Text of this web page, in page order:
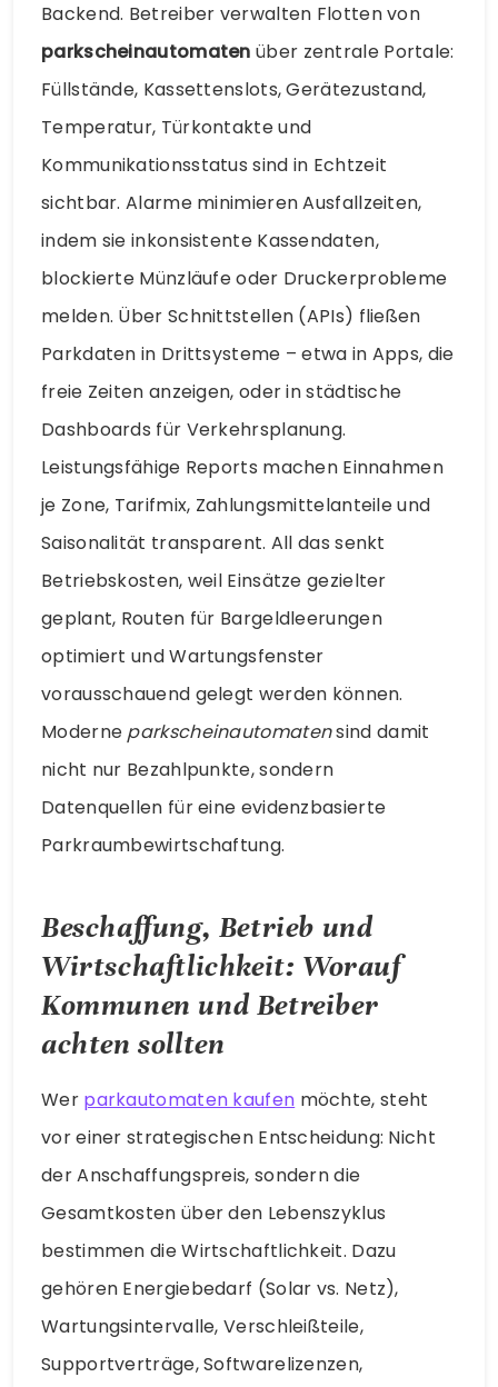
Backend. Betreiber verwalten Flotten von
parkscheinautomaten über zentrale Portale:
Füllstände, Kassettenslots, Gerätezustand,
Temperatur, Türkontakte und
Kommunikationsstatus sind in Echtzeit
sichtbar. Alarme minimieren Ausfallzeiten,
indem sie inkonsistente Kassendaten,
blockierte Münzläufe oder Druckerprobleme
melden. Über Schnittstellen (APIs) fließen
Parkdaten in Drittsysteme – etwa in Apps, die
freie Zeiten anzeigen, oder in städtische
Dashboards für Verkehrsplanung.
Leistungsfähige Reports machen Einnahmen
je Zone, Tarifmix, Zahlungsmittelanteile und
Saisonalität transparent. All das senkt
Betriebskosten, weil Einsätze gezielter
geplant, Routen für Bargeldleerungen
optimiert und Wartungsfenster
vorausschauend gelegt werden können.
Moderne parkscheinautomatensind damit
nicht nur Bezahlpunkte, sondern
Datenquellen für eine evidenzbasierte
Parkraumbewirtschaftung.
Beschaffung, Betrieb und
Wirtschaftlichkeit: Worauf
Kommunen und Betreiber
achten sollten
Wer parkautomaten kaufen möchte, steht
vor einer strategischen Entscheidung: Nicht
der Anschaffungspreis, sondern die
Gesamtkosten über den Lebenszyklus
bestimmen die Wirtschaftlichkeit. Dazu
gehören Energiebedarf (Solar vs. Netz),
Wartungsintervalle, Verschleißteile,
Supportverträge, Softwarelizenzen,